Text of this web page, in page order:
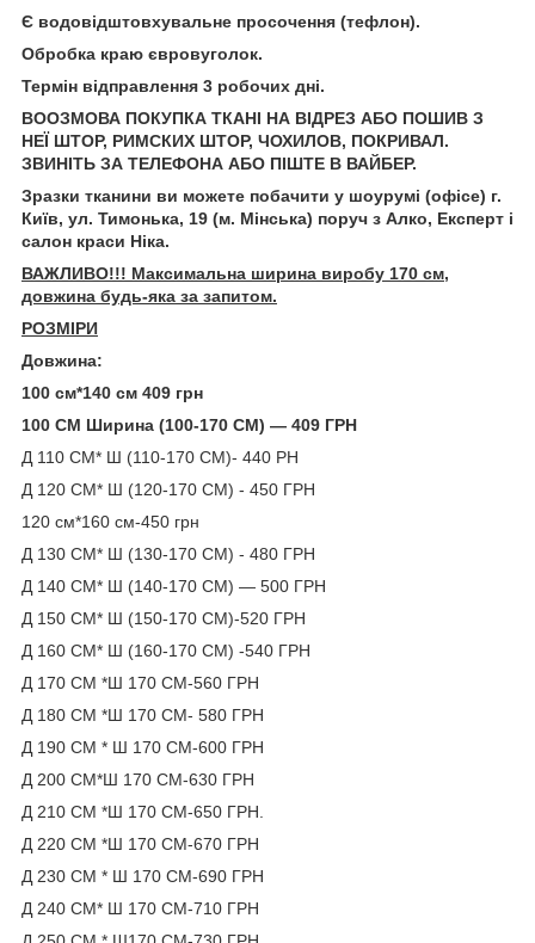
Є водовідштовхувальне просочення (тефлон).
Обробка краю євровуголок.
Термін відправлення 3 робочих дні.
ВООЗМОВА ПОКУПКА ТКАНІ НА ВІДРЕЗ АБО ПОШИВ З
НЕЇ ШТОР, РИМСКИХ ШТОР, ЧОХИЛОВ, ПОКРИВАЛ.
ЗВИНІТЬ ЗА ТЕЛЕФОНА АБО ПІШТЕ В ВАЙБЕР.
Зразки тканини ви можете побачити у шоурумі (офісе) г.
Київ, ул. Тимонька, 19 (м. Мінська) поруч з Алко, Експерт і
салон краси Ніка.
ВАЖЛИВО!!! Максимальна ширина виробу 170 см,
довжина будь-яка за запитом.
РОЗМІРИ
Довжина:
100 см*140 см 409 грн
100 СМ Ширина (100-170 СМ) — 409 ГРН
Д 110 СМ* Ш (110-170 СМ)- 440 РН
Д 120 СМ* Ш (120-170 СМ) - 450 ГРН
120 см*160 см-450 грн
Д 130 СМ* Ш (130-170 СМ) - 480 ГРН
Д 140 СМ* Ш (140-170 СМ) — 500 ГРН
Д 150 СМ* Ш (150-170 СМ)-520 ГРН
Д 160 СМ* Ш (160-170 СМ) -540 ГРН
Д 170 СМ *Ш 170 СМ-560 ГРН
Д 180 СМ *Ш 170 СМ- 580 ГРН
Д 190 СМ * Ш 170 СМ-600 ГРН
Д 200 СМ*Ш 170 СМ-630 ГРН
Д 210 СМ *Ш 170 СМ-650 ГРН.
Д 220 СМ *Ш 170 СМ-670 ГРН
Д 230 СМ * Ш 170 СМ-690 ГРН
Д 240 СМ* Ш 170 СМ-710 ГРН